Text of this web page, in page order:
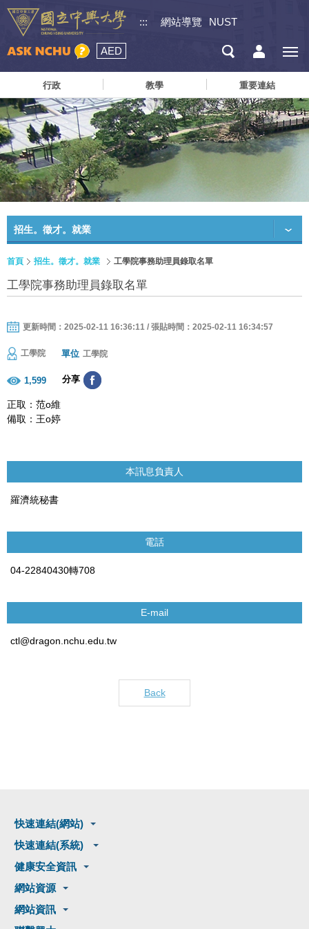
::: 網站導覽 NUST
AED
行政 教學 重要連結
招生。徵才。就業
首頁 招生。徵才。就業 工學院事務助理員錄取名單
工學院事務助理員錄取名單
更新時間：2025-02-11 16:36:11 / 張貼時間：2025-02-11 16:34:57
工學院 單位 工學院
1,599 分享
正取：范o維
備取：王o婷
本訊息負責人
羅濟統秘書
電話
04-22840430轉708
E-mail
ctl@dragon.nchu.edu.tw
Back
快速連結(網站)
快速連結(系統)
健康安全資訊
網站資源
網站資訊